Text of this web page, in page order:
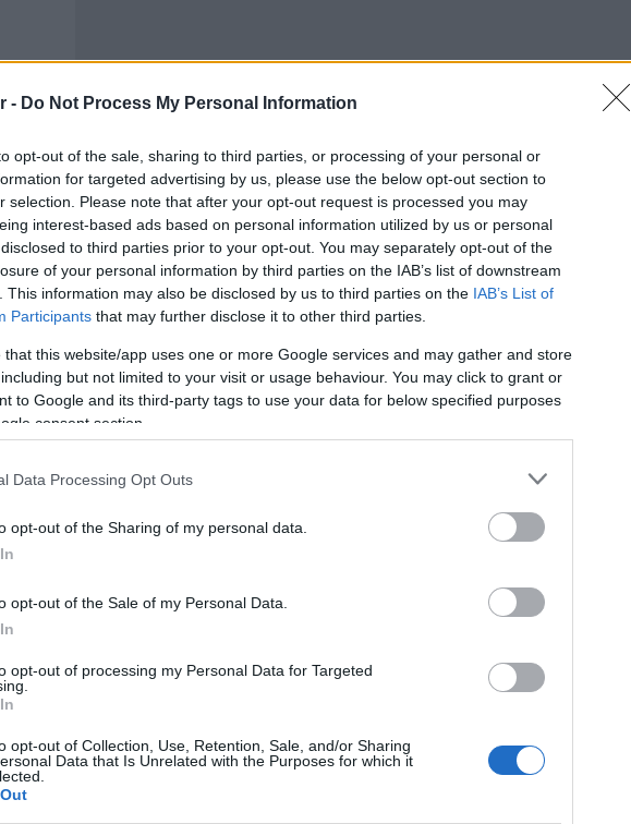
- Do Not Process My Personal Information
opt-out of the sale, sharing to third parties, or processing of your personal or
for targeted advertising by us, please use the below opt-out section to
selection. Please note that after your opt-out request is processed you may
interest-based ads based on personal information utilized by us or personal
to third parties prior to your opt-out. You may separately opt-out of the
of your personal information by third parties on the IAB’s list of downstream
This information may also be disclosed by us to third parties on the IAB’s List of
Participants that may further disclose it to other third parties.
that this website/app uses one or more Google services and may gather and store
but not limited to your visit or usage behaviour. You may click to grant or
to Google and its third-party tags to use your data for below specified purposes
consent section.
Data Processing Opt Outs
opt-out of the Sharing of my personal data.
opt-out of the Sale of my Personal Data.
opt-out of processing my Personal Data for Targeted
opt-out of Collection, Use, Retention, Sale, and/or Sharing
Data that Is Unrelated with the Purposes for which it
ΟΝΟΜΑΤΑ
Ακολουθείστε το iPaideia.gr στο
TελευταίεςΕιδήσειςγια την Παιδεία και την εργασία